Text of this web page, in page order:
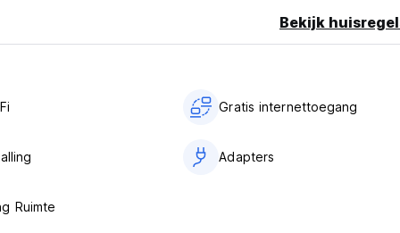
worden gedaan. Bij annuleringen binnen 48 uur na de
ruimtes zijn gratis te gebruiken.
Bekijk
Gratis internettoegang
Adapters
Ruimte